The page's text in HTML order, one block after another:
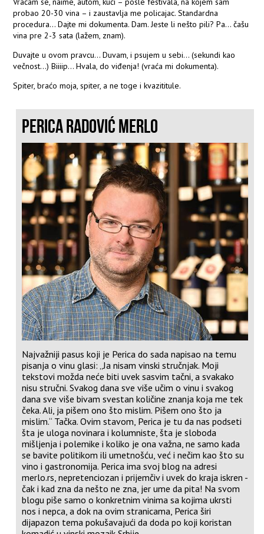
probao 20-30 vina – i zaustavlja me policajac. Standardna
procedura... Dajte mi dokumenta. Dam. Jeste li nešto pili? Pa... čašu
vina pre 2-3 sata (lažem, znam).
Duvajte u ovom pravcu... Duvam, i psujem u sebi... (sekundi kao
večnost...) Biiiip... Hvala, do viđenja! (vraća mi dokumenta).
Spiter, braćo moja, spiter, a ne toge i kvazititule.
PERICA RADOVIĆ MERLO
Najvažniji pasus koji je Perica do sada napisao na temu
pisanja o vinu glasi: „Ja nisam vinski stručnjak. Moji
tekstovi možda neće biti uvek sasvim tačni, a svakako
nisu stručni. Svakog dana sve više učim o vinu i svakog
dana sve više bivam svestan količine znanja koja me tek
čeka. Ali, ja pišem ono što mislim. Pišem ono što ja
mislim.“ Tačka. Ovim stavom, Perica je tu da nas podseti
šta je uloga novinara i kolumniste, šta je sloboda
mišljenja i polemike i koliko je ona važna, ne samo kada
se bavite politikom ili umetnošću, već i nečim kao što su
vino i gastronomija. Perica ima svoj blog na adresi
merlo.rs , nepretenciozan i prijemčiv i uvek do kraja iskren -
čak i kad zna da nešto ne zna, jer ume da pita! Na svom
blogu piše samo o konkretnim vinima sa kojima ukrsti
nos i nepca, a dok na ovim stranicama, Perica širi
dijapazon tema pokušavajući da doda po koji koristan